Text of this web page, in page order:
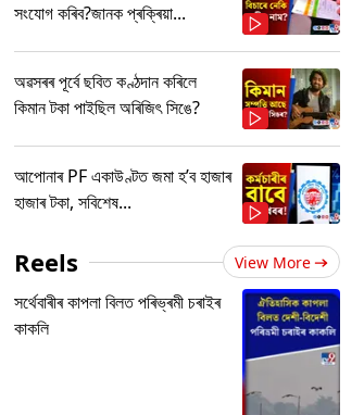
সংযোগ কৰিব?জানক প্ৰক্ৰিয়া...
অৱসৰৰ পূৰ্বে ছবিত কণ্ঠদান কৰিলে
কিমান টকা পাইছিল অৰিজিৎ সিঙে?
আপোনাৰ PF একাউণ্টত জমা হ’ব হাজাৰ
হাজাৰ টকা, সবিশেষ...
Reels View More
সৰ্থেবাৰীৰ কাপলা বিলত পৰিভ্ৰমী চৰাইৰ
কাকলি